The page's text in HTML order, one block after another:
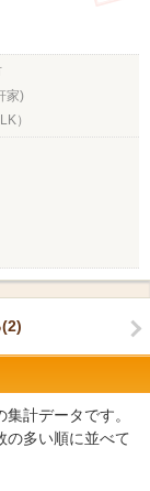
家)
）
計データです。
の多い順に並べて